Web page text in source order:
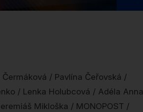
/ Pavlína Čeřovská /
/ Lenka Holubcová / Adéla Anna
Mikloška / MONOPOST /